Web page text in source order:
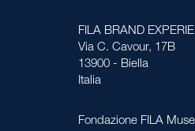
FILA BRAND
Via C. Cavour, 17B
13900 - Biella
Italia
Fondazione FILA